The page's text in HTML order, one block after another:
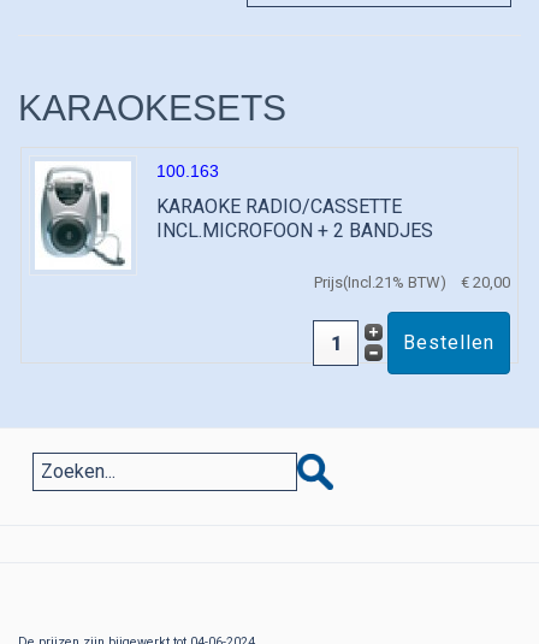
KARAOKESETS
100.163
KARAOKE RADIO/CASSETTE
INCL.MICROFOON + 2 BANDJES
Prijs(Incl.21% BTW) € 20,00